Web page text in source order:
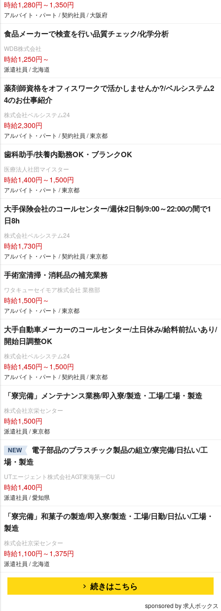
時給1,280円～1,350円
アルバイト・パート / 契約社員 / 大阪府
食品メーカーで検査を行い品質チェック/化学分析
WDB株式会社
時給1,250円～
派遣社員 / 北海道
薬剤師資格をオフィスワークで活かしませんか?/ベルシステム2
4のお仕事紹介
株式会社ベルシステム24
時給2,300円
アルバイト・パート / 契約社員 / 東京都
歯科助手/扶養内勤務OK・ブランクOK
医療法人社団マイスター
時給1,400円～1,500円
アルバイト・パート / 東京都
大手保険会社のコールセンター/週休2日制/9:00～22:00の間で1
日8h
株式会社ベルシステム24
時給1,730円
アルバイト・パート / 契約社員 / 東京都
手術室清掃・消耗品の補充業務
ワタキューセイモア株式会社 業務部
時給1,500円～
アルバイト・パート / 東京都
大手自動車メーカーのコールセンター/土日休み/給料前払いあり/
開始日調整OK
株式会社ベルシステム24
時給1,450円～1,500円
アルバイト・パート / 契約社員 / 東京都
「寮完備」メンテナンス業務/即入寮/製造・工場/工場・製造
株式会社京栄センター
時給1,500円
派遣社員 / 東京都
NEW
電子部品のプラスチック製品の組立/寮完備/日払い/工
場・製造
UTエージェント株式会社AGT東海第一CU
時給1,400円
派遣社員 / 愛知県
「寮完備」和菓子の製造/即入寮/製造・工場/日勤/日払い/工場・
製造
株式会社京栄センター
時給1,100円～1,375円
派遣社員 / 北海道
続きはこちら
sponsored by 求人ボックス